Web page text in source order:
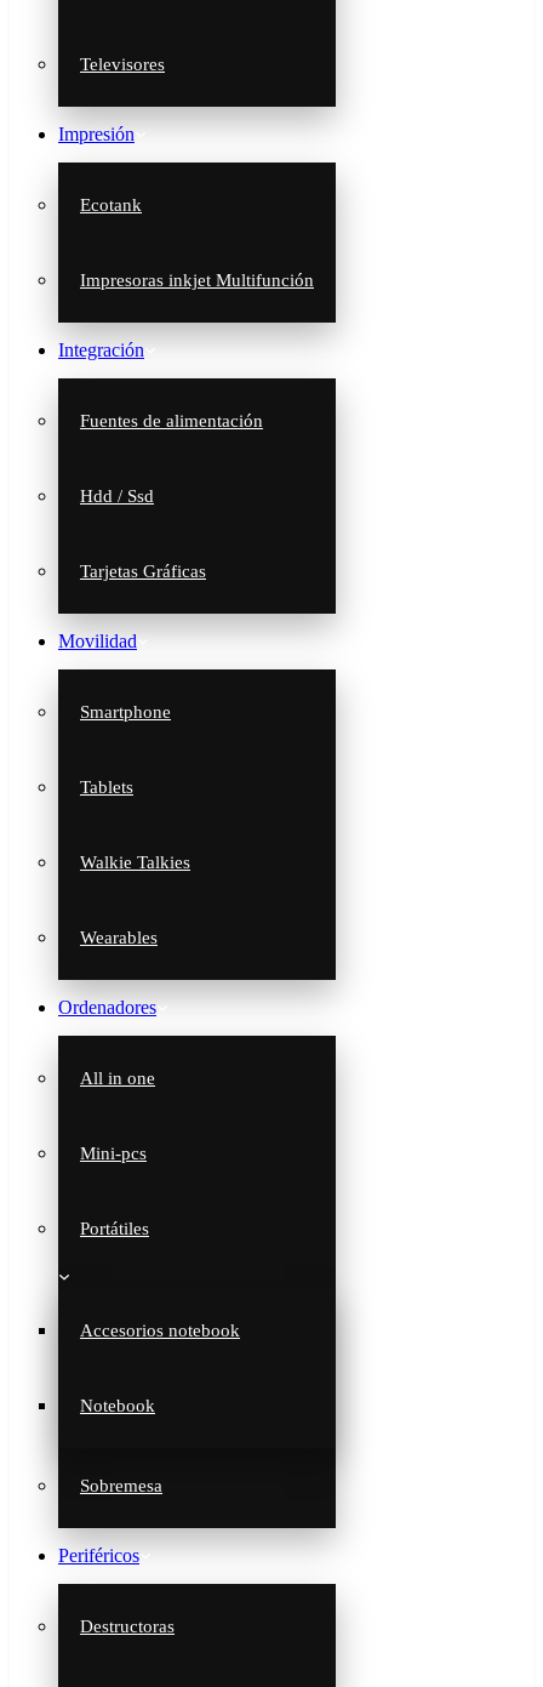
Televisores
Impresión
Ecotank
Impresoras inkjet Multifunción
Integración
Fuentes de alimentación
Hdd / Ssd
Tarjetas Gráficas
Movilidad
Smartphone
Tablets
Walkie Talkies
Wearables
Ordenadores
All in one
Mini-pcs
Portátiles
Accesorios notebook
Notebook
Sobremesa
Periféricos
Destructoras